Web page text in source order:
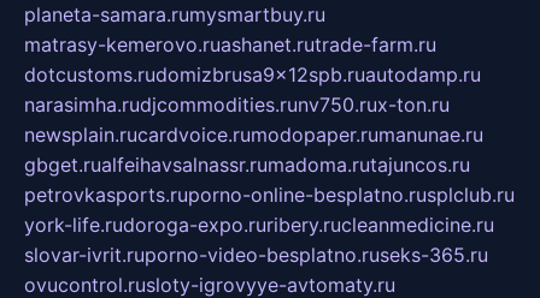
planeta-samara.rumysmartbuy.ru
matrasy-kemerovo.ruashanet.rutrade-farm.ru
dotcustoms.rudomizbrusa9x12spb.ruautodamp.ru
narasimha.rudjcommodities.runv750.rux-ton.ru
newsplain.rucardvoice.rumodopaper.rumanunae.ru
gbget.rualfeihavsalnassr.rumadoma.rutajuncos.ru
petrovkasports.ruporno-online-besplatno.rusplclub.ru
york-life.rudoroga-expo.ruribery.rucleanmedicine.ru
slovar-ivrit.ruporno-video-besplatno.ruseks-365.ru
ovucontrol.rusloty-igrovyye-avtomaty.ru